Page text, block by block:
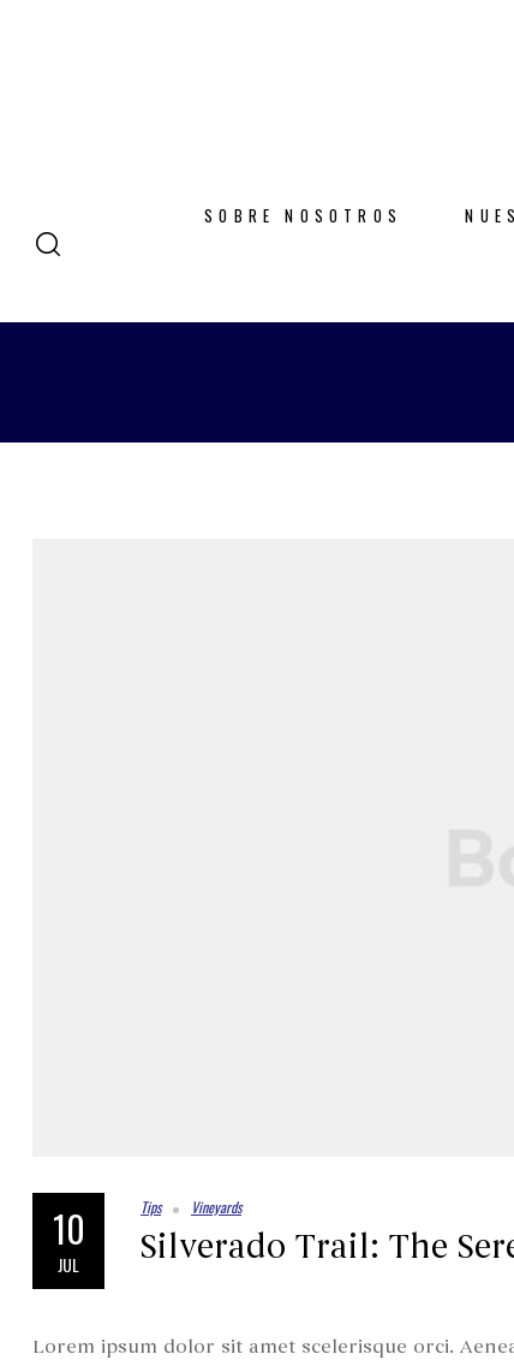
SOBRE NOSOTROS
10
JUL
Tips Vineyards
Silverado Trail: The
Lorem ipsum dolor sit amet scelerisque orci.